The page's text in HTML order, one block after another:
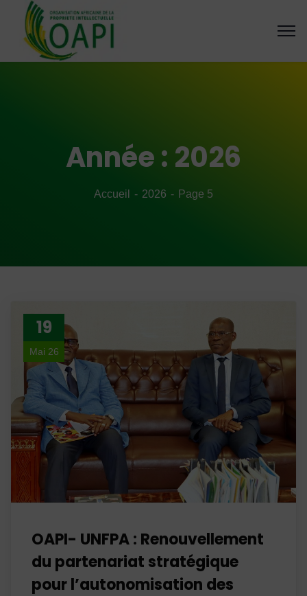
Année : 2026
Accueil 2026 Page 5
19
Mai 26
OAPI- UNFPA : Renouvellement
du partenariat stratégique
pour l’autonomisation des